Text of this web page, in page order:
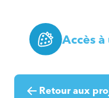
Accès
Retour aux